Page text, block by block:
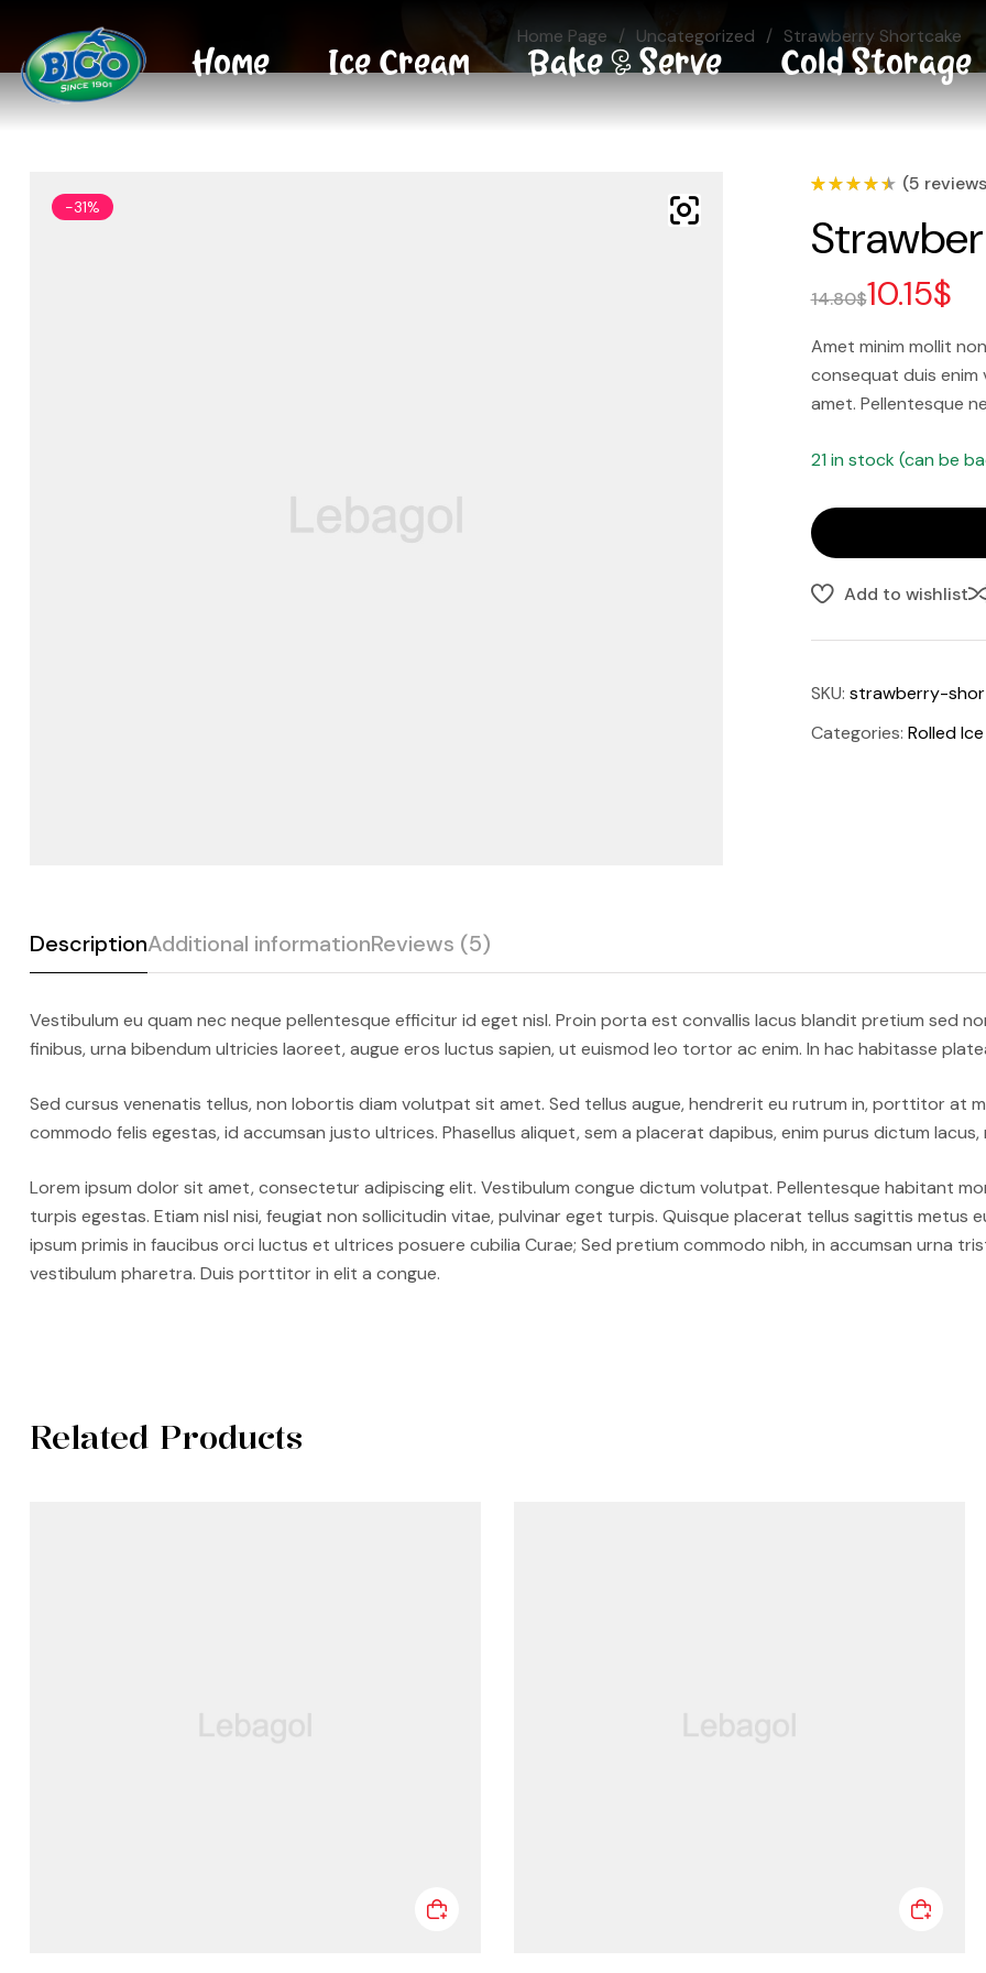
Home Ice Cream Bake & Serve Cold Storage
Home Page / Uncategorized / Strawberry Shortcake
-31%
4.50
out of
5 based
custom
er
ratings
(5
14.80$10.15$
Amet minim mollit
consequat duis
amet. Pellentesque
21 in stock (can be
Add to wishlist
SKU: strawberry-
Categories: Rolled
DescriptionAdditional informationReviews (5)
Vestibulum eu quam nec neque pellentesque efficitur id eget nisl. Proin porta est convallis lacus blandit pretium sed
finibus, urna bibendum ultricies laoreet, augue eros luctus sapien, ut euismod leo tortor ac enim. In hac habitasse
Sed cursus venenatis tellus, non lobortis diam volutpat sit amet. Sed tellus augue, hendrerit eu rutrum in, porttitor at
commodo felis egestas, id accumsan justo ultrices. Phasellus aliquet, sem a placerat dapibus, enim purus dictum
Lorem ipsum dolor sit amet, consectetur adipiscing elit. Vestibulum congue dictum volutpat. Pellentesque habitant
turpis egestas. Etiam nisl nisi, feugiat non sollicitudin vitae, pulvinar eget turpis. Quisque placerat tellus sagittis metus
ipsum primis in faucibus orci luctus et ultrices posuere cubilia Curae; Sed pretium commodo nibh, in accumsan urna
vestibulum pharetra. Duis porttitor in elit a congue.
Related Products